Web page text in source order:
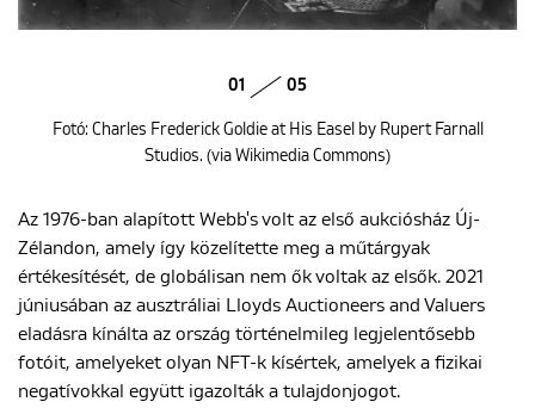
01 05
Fotó: Charles Frederick Goldie at His Easel by Rupert Farnall
Studios. (via Wikimedia Commons)
Az 1976-ban alapított Webb's volt az első aukciósház Új-
Zélandon, amely így közelítette meg a műtárgyak
értékesítését, de globálisan nem ők voltak az elsők. 2021
júniusában az ausztráliai Lloyds Auctioneers and Valuers
eladásra kínálta az ország történelmileg legjelentősebb
fotóit, amelyeket olyan NFT-k kísértek, amelyek a fizikai
negatívokkal együtt igazolták a tulajdonjogot.